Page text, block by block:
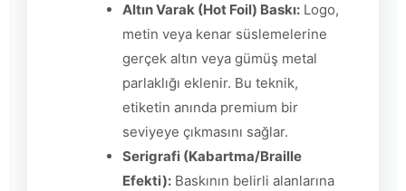
Altın Varak (Hot Foil) Baskı: Logo,
metin veya kenar süslemelerine
gerçek altın veya gümüş metal
parlaklığı eklenir. Bu teknik,
etiketin anında premium bir
seviyeye çıkmasını sağlar.
Serigrafi (Kabartma/Braille
Efekti): Baskının belirli alanlarına